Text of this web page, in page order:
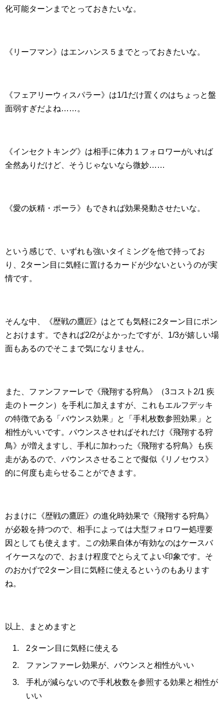
化可能ターンまでとっておきたいな。
《リーフマン》はエンハンス５までとっておきたいな。
《フェアリーウィスパラー》は1/1だけ置くのはちょっと盤
面弱すぎだよね……。
《インセクトキング》は相手に体力１フォロワーがいれば
全然ありだけど、そうじゃないなら微妙……
《愛の妖精・ポーラ》もできれば効果発動させたいな。
という感じで、いずれも強いタイミングを他で持ってお
り、2ターン目に気軽に置けるカードが少ないというのが実
情です。
そんな中、《歴戦の鷹匠》はとても気軽に2ターン目にポン
とおけます。できれば2/2がよかったですが、1/3が嬉しい場
面もあるのでそこまで気になりません。
また、ファンファーレで《飛翔する狩鳥》（3コスト2/1 疾
走のトークン）を手札に加えますが、これもエルフデッキ
の特徴である「バウンス効果」と「手札枚数参照効果」と
相性がいいです。バウンスさせればそれだけ《飛翔する狩
鳥》が増えますし、手札に加わった《飛翔する狩鳥》も疾
走があるので、バウンスさせることで擬似《リノセウス》
的に何度も走らせることができます。
おまけに《歴戦の鷹匠》の進化時効果で《飛翔する狩鳥》
が必殺を持つので、相手によっては大型フォロワー処理要
因としても使えます。この効果自体が有効なのはケースバ
イケースなので、おまけ程度でとらえてよい印象です。そ
のおかげで2ターン目に気軽に使えるというのもあります
ね。
以上、まとめますと
2ターン目に気軽に使える
ファンファーレ効果が、バウンスと相性がいい
手札が減らないので手札枚数を参照する効果と相性が
いい